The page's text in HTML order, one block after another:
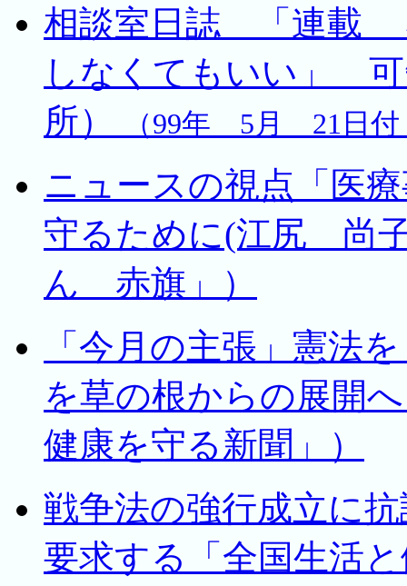
相談室日誌 「連載
しなくてもいい」
所）
（99年 5月 21日付
ニュースの視点「医
守るために(江尻 尚
ん 赤旗」）
「今月の主張」憲法
を草の根からの展開
健康を守る新聞」）
戦争法の強行成立に
要求する「全国生活